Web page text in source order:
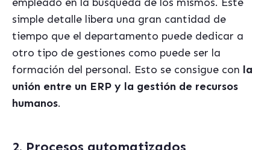
simple detalle libera una gran cantidad de
tiempo que el departamento puede dedicar a
otro tipo de gestiones como puede ser la
formación del personal. Esto se consigue con la
unión entre un ERP y la gestión de recursos
humanos.
2. Procesos automatizados